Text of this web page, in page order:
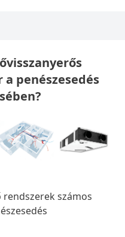
penészesedés
számos